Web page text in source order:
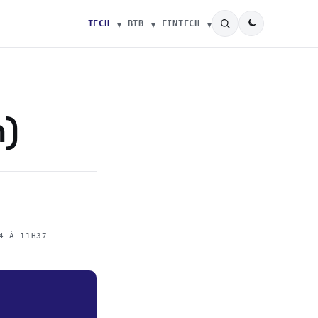
TECH BTB FINTECH
À 11H37